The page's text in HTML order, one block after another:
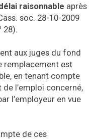
raisonnable après
soc. 28-10-2009
28).
aux juges du fond
remplacement est
en tenant compte
l’emploi concerné,
l’employeur en vue
de ces